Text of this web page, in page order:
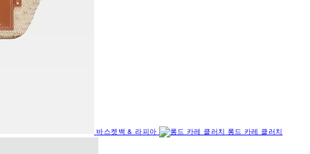
바스켓백 & 라피아 롱드 카레 클러치